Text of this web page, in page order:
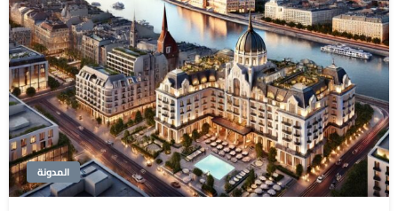
المدونة